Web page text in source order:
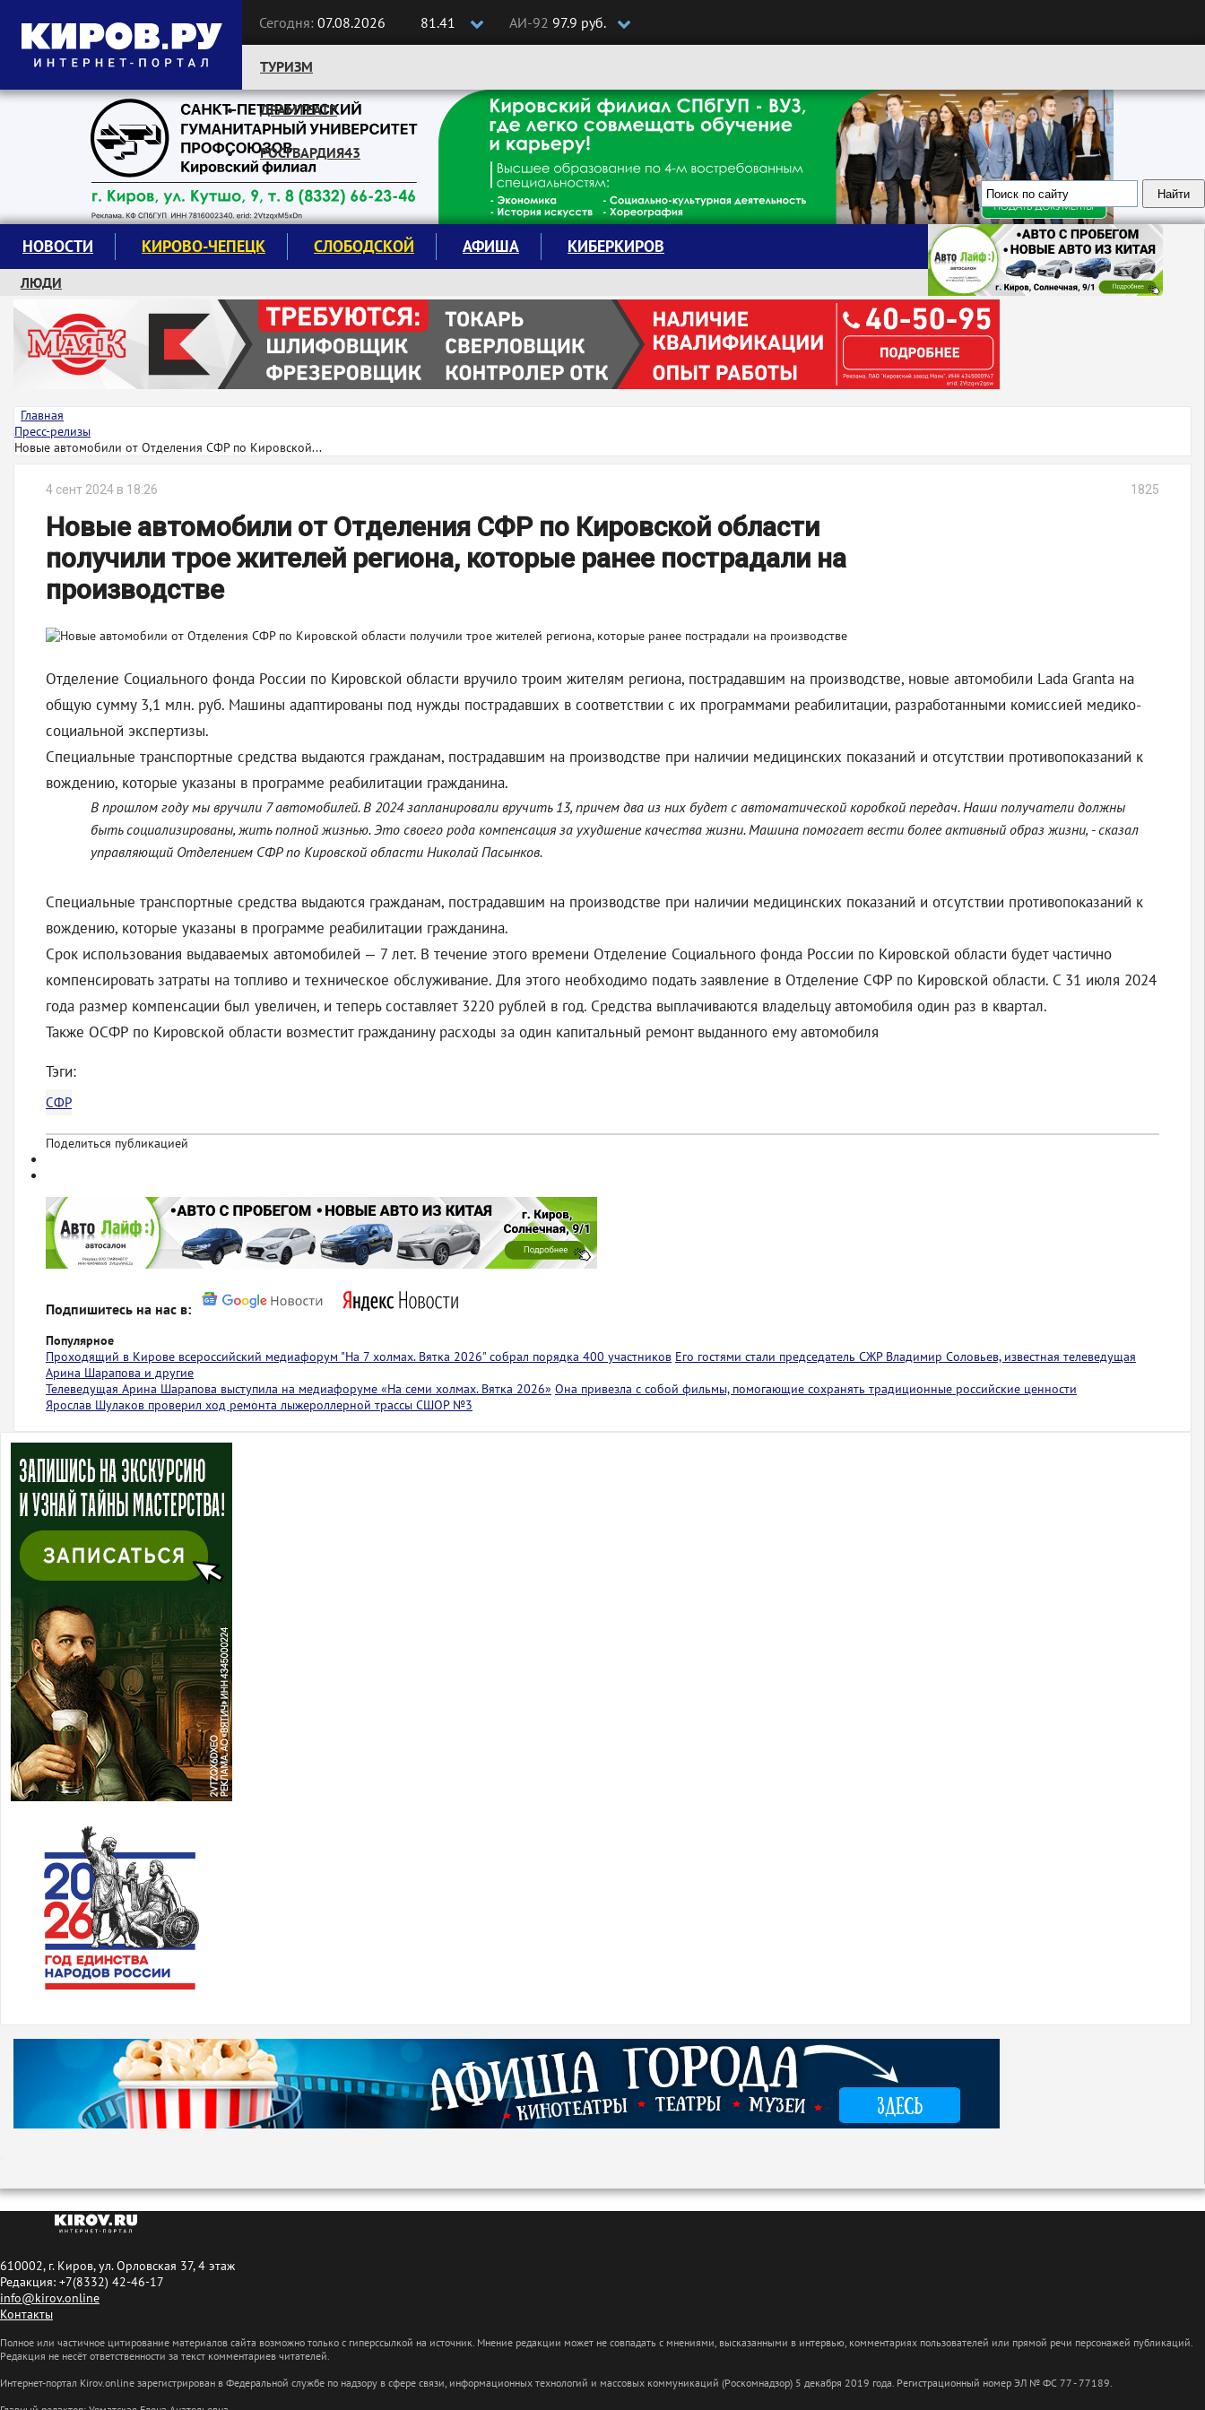
Сегодня: 07.08.2026 81.41 АИ-92 97.9 руб.
Следите за новостями:
ТУРИЗМ
ДРАМТЕАТР
РОСГВАРДИЯ43
НОВОСТИ КИРОВО-ЧЕПЕЦК СЛОБОДСКОЙ АФИША КИБЕРКИРОВ
ЛЮДИ
КРУЖКИ И СЕКЦИИ
ЗАВОДУ "МАЯК" 85 ЛЕТ
ЭКОЛОГИЯ
Главная
Пресс-релизы
Новые автомобили от Отделения СФР по Кировской...
4 сент 2024 в 18:26 1825
Новые автомобили от Отделения СФР по Кировской области
получили трое жителей региона, которые ранее пострадали на
производстве
Отделение Социального фонда России по Кировской области вручило троим жителям региона, пострадавшим на производстве, новые автомобили Lada Granta на
общую сумму 3,1 млн. руб. Машины адаптированы под нужды пострадавших в соответствии с их программами реабилитации, разработанными комиссией медико-
социальной экспертизы.
Специальные транспортные средства выдаются гражданам, пострадавшим на производстве при наличии медицинских показаний и отсутствии противопоказаний к
вождению, которые указаны в программе реабилитации гражданина.
В прошлом году мы вручили 7 автомобилей. В 2024 запланировали вручить 13, причем два из них будет с автоматической коробкой передач. Наши получатели должны
быть социализированы, жить полной жизнью. Это своего рода компенсация за ухудшение качества жизни. Машина помогает вести более активный образ жизни, - сказал
управляющий Отделением СФР по Кировской области Николай Пасынков.
Специальные транспортные средства выдаются гражданам, пострадавшим на производстве при наличии медицинских показаний и отсутствии противопоказаний к
вождению, которые указаны в программе реабилитации гражданина.
Срок использования выдаваемых автомобилей — 7 лет. В течение этого времени Отделение Социального фонда России по Кировской области будет частично
компенсировать затраты на топливо и техническое обслуживание. Для этого необходимо подать заявление в Отделение СФР по Кировской области. С 31 июля 2024
года размер компенсации был увеличен, и теперь составляет 3220 рублей в год. Средства выплачиваются владельцу автомобиля один раз в квартал.
Также ОСФР по Кировской области возместит гражданину расходы за один капитальный ремонт выданного ему автомобиля
Тэги:
СФР
Поделиться публикацией
Подпишитесь на нас в:
Популярное
Проходящий в Кирове всероссийский медиафорум "На 7 холмах. Вятка 2026" собрал порядка 400 участников Его гостями стали председатель СЖР Владимир Соловьев, известная телеведущая
Арина Шарапова и другие
Телеведущая Арина Шарапова выступила на медиафоруме «На семи холмах. Вятка 2026» Она привезла с собой фильмы, помогающие сохранять традиционные российские ценности
Ярослав Шулаков проверил ход ремонта лыжероллерной трассы СШОР №3
610002, г. Киров, ул. Орловская 37, 4 этаж
Редакция: +7(8332) 42-46-17
info@kirov.online
Контакты
Полное или частичное цитирование материалов сайта возможно только с гиперссылкой на источник. Мнение редакции может не совпадать с мнениями, высказанными в интервью, комментариях пользователей или прямой речи персонажей публикаций.
Редакция не несёт ответственности за текст комментариев читателей.
Интернет-портал Kirov.online зарегистрирован в Федеральной службе по надзору в сфере связи, информационных технологий и массовых коммуникаций (Роскомнадзор) 5 декабря 2019 года. Регистрационный номер ЭЛ № ФС 77 - 77189.